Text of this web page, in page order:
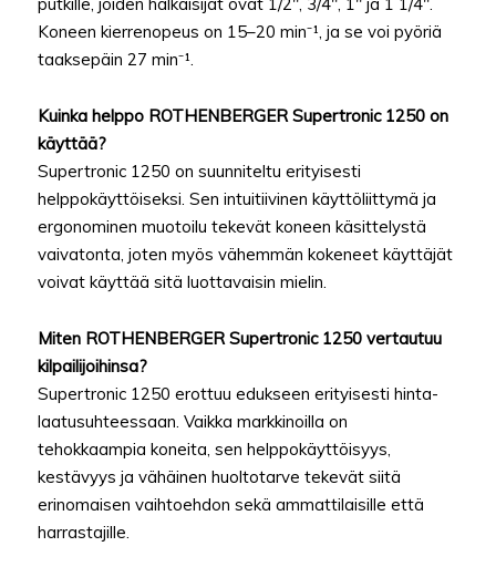
Koneen kierrenopeus on 15–20 min⁻¹, ja se voi pyöriä
taaksepäin 27 min⁻¹.
Kuinka helppo ROTHENBERGER Supertronic 1250 on
käyttää?
Supertronic 1250 on suunniteltu erityisesti
helppokäyttöiseksi. Sen intuitiivinen käyttöliittymä ja
ergonominen muotoilu tekevät koneen käsittelystä
vaivatonta, joten myös vähemmän kokeneet käyttäjät
voivat käyttää sitä luottavaisin mielin.
Miten ROTHENBERGER Supertronic 1250 vertautuu
kilpailijoihinsa?
Supertronic 1250 erottuu edukseen erityisesti hinta-
laatusuhteessaan. Vaikka markkinoilla on
tehokkaampia koneita, sen helppokäyttöisyys,
kestävyys ja vähäinen huoltotarve tekevät siitä
erinomaisen vaihtoehdon sekä ammattilaisille että
harrastajille.